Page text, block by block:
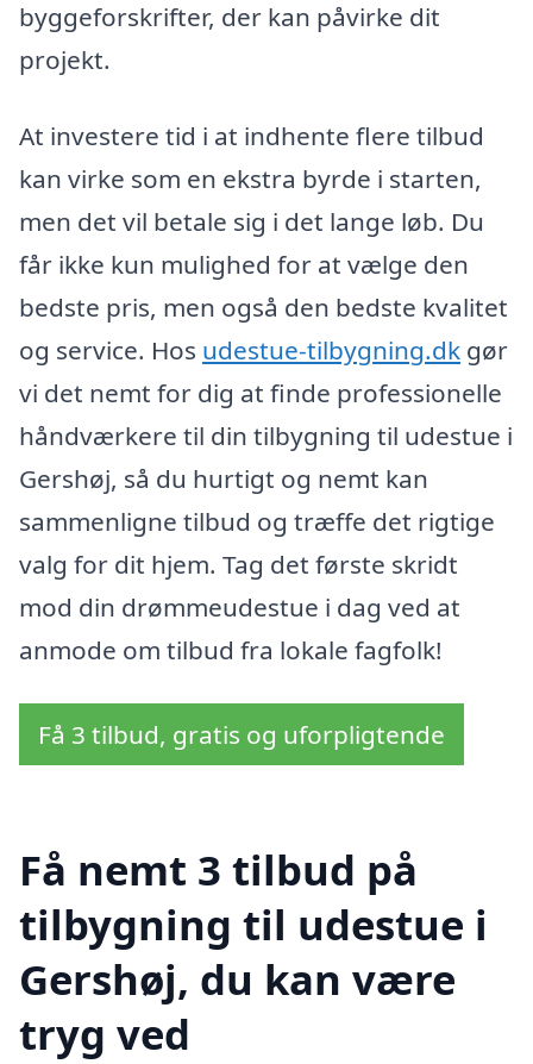
byggeforskrifter, der kan påvirke dit
projekt.
At investere tid i at indhente flere tilbud
kan virke som en ekstra byrde i starten,
men det vil betale sig i det lange løb. Du
får ikke kun mulighed for at vælge den
bedste pris, men også den bedste kvalitet
og service. Hos udestue-tilbygning.dk gør
vi det nemt for dig at finde professionelle
håndværkere til din tilbygning til udestue i
Gershøj, så du hurtigt og nemt kan
sammenligne tilbud og træffe det rigtige
valg for dit hjem. Tag det første skridt
mod din drømmeudestue i dag ved at
anmode om tilbud fra lokale fagfolk!
Få 3 tilbud, gratis og uforpligtende
Få nemt 3 tilbud på
tilbygning til udestue i
Gershøj, du kan være
tryg ved